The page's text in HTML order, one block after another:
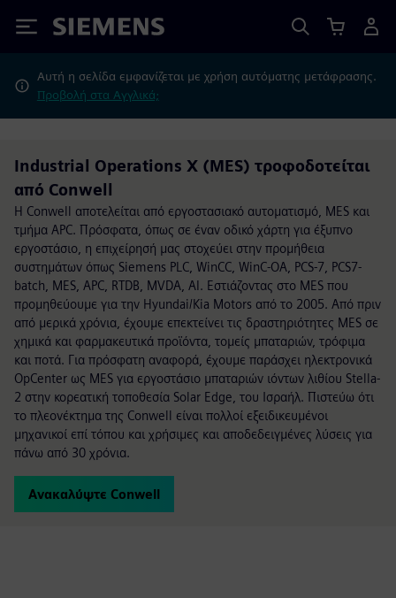
Siemens
Αυτή η σελίδα εμφανίζεται με χρήση αυτόματης μετάφρασης.
Προβολή στα Αγγλικά;
Industrial Operations X (MES) τροφοδοτείται
από Conwell
Η Conwell αποτελείται από εργοστασιακό αυτοματισμό, MES και
τμήμα APC. Πρόσφατα, όπως σε έναν οδικό χάρτη για έξυπνο
εργοστάσιο, η επιχείρησή μας στοχεύει στην προμήθεια
συστημάτων όπως Siemens PLC, WinCC, WinC-OA, PCS-7, PCS7-
batch, MES, APC, RTDB, MVDA, AI. Εστιάζοντας στο MES που
προμηθεύουμε για την Hyundai/Kia Motors από το 2005. Από πριν
από μερικά χρόνια, έχουμε επεκτείνει τις δραστηριότητες MES σε
χημικά και φαρμακευτικά προϊόντα, τομείς μπαταριών, τρόφιμα
και ποτά. Για πρόσφατη αναφορά, έχουμε παράσχει ηλεκτρονικά
OpCenter ως MES για εργοστάσιο μπαταριών ιόντων λιθίου Stella-
2 στην κορεατική τοποθεσία Solar Edge, του Ισραήλ. Πιστεύω ότι
το πλεονέκτημα της Conwell είναι πολλοί εξειδικευμένοι
μηχανικοί επί τόπου και χρήσιμες και αποδεδειγμένες λύσεις για
πάνω από 30 χρόνια.
Ανακαλύψτε Conwell